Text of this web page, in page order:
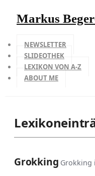
Markus
NEWSLETTER
SLIDEOTHEK
LEXIKON VON A-Z
ABOUT ME
Grokking Grokking